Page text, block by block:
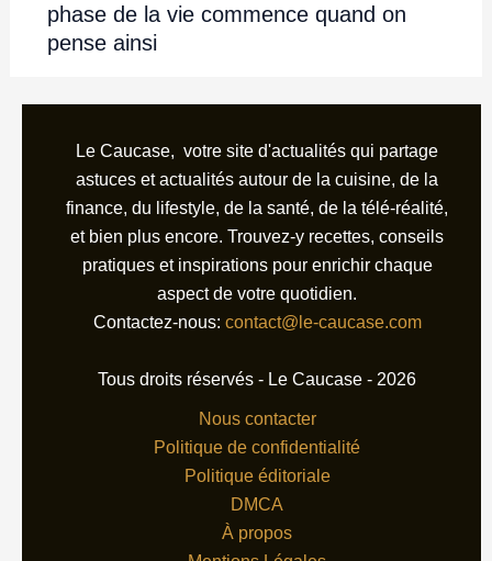
phase de la vie commence quand on
pense ainsi
Le Caucase, votre site d'actualités qui partage
astuces et actualités autour de la cuisine, de la
finance, du lifestyle, de la santé, de la télé-réalité,
et bien plus encore. Trouvez-y recettes, conseils
pratiques et inspirations pour enrichir chaque
aspect de votre quotidien.
Contactez-nous: contact@le-caucase.com
Tous droits réservés - Le Caucase - 2026
Nous contacter
Politique de confidentialité
Politique éditoriale
DMCA
À propos